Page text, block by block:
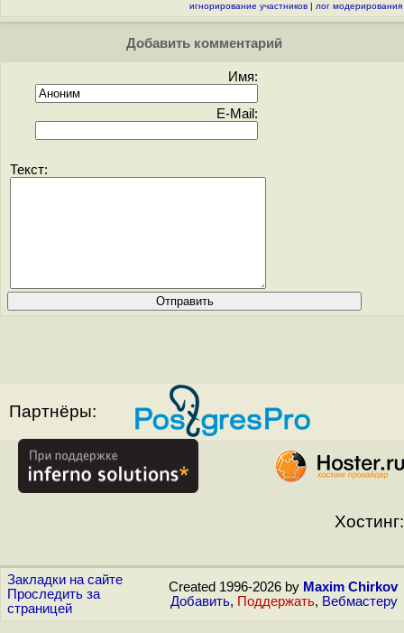
игнорирование участников | лог модерирования
Добавить комментарий
Имя:
E-Mail:
Текст:
Партнёры:
Хостинг:
Закладки на сайте
Проследить за
страницей
Created 1996-2026 by Maxim Chirkov
Добавить, Поддержать, Вебмастеру